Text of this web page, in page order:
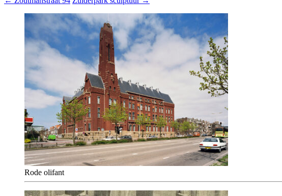
Rode olifant